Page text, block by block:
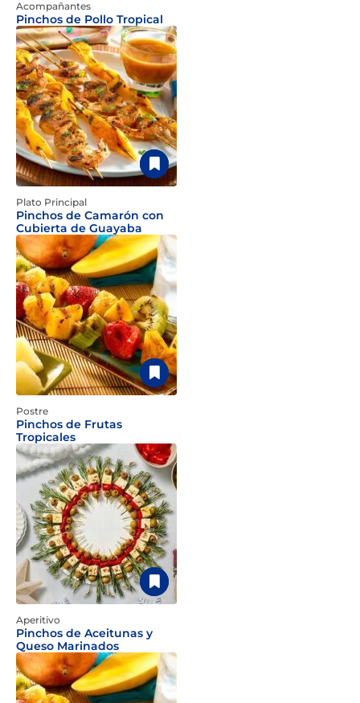
Acompañantes
Pinchos de Pollo Tropical
Plato Principal
Pinchos de Camarón con
Cubierta de Guayaba
Postre
Pinchos de Frutas
Tropicales
Aperitivo
Pinchos de Aceitunas y
Queso Marinados